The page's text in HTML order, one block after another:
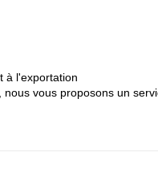
à l'exportation
vous proposons un